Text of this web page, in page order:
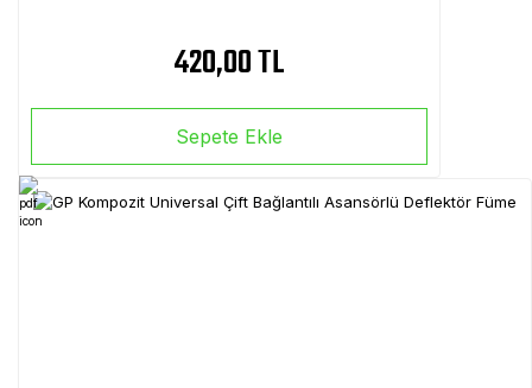
420,00 TL
Sepete Ekle